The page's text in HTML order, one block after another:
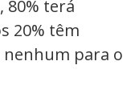
80% terá
20% têm
para o